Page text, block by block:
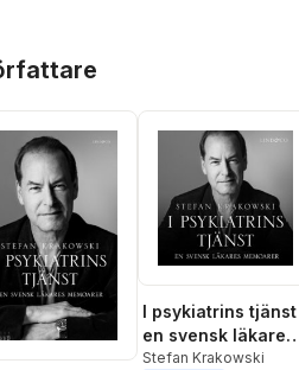
I psykiatrins tjänst
en svensk läkares
memoarer
Stefan Krakowski